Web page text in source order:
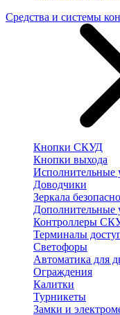
Средства и системы
Кнопки СКУД
Кнопки выхода
Исполнительные
Доводчики
Зеркала
Дополнительные
Контроллеры
Терминалы
Светофоры
Автоматика для
Ограждения
Калитки
Турникеты
Замки и